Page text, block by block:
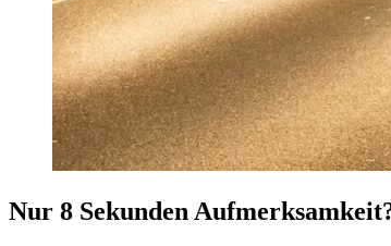
Nur 8 Sekunden